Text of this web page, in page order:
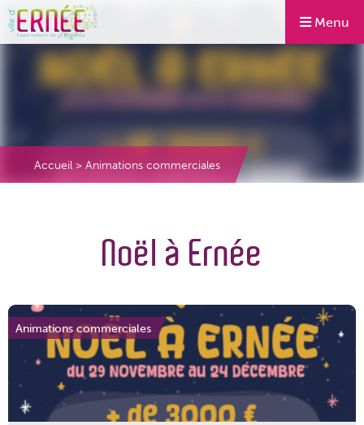
Menu
Accueil > Animations commerciales
Noël à Ernée
Animations commerciales